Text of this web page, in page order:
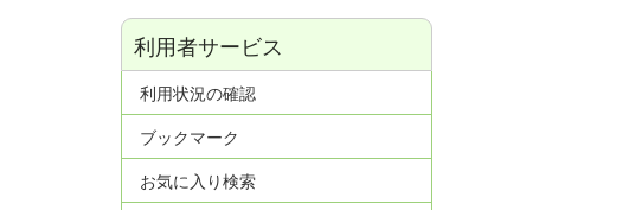
利用者サービス
利用状況の確認
ブックマーク
お気に入り検索